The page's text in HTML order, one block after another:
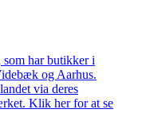
har butikker i
og Aarhus.
via deres
Klik her for at se